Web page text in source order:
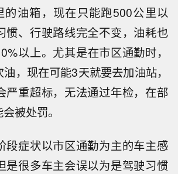
的油箱，现在只能跑500公里以
惯、行驶路线完全不变，油耗也
以上。尤其是在市区通勤时，
，现在可能3天就要去加油站，
严重超标，无法通过年检，在部
被处罚。
段症状以市区通勤为主的车主感
是很多车主会误以为是驾驶习惯